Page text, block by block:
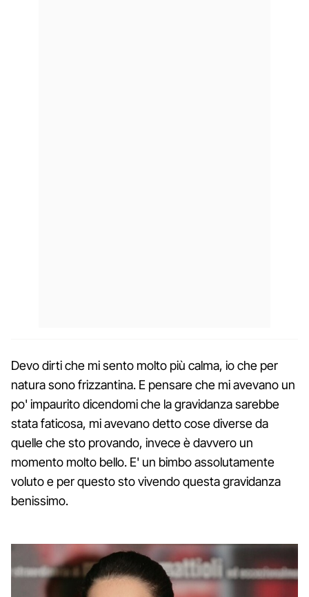
Devo dirti che mi sento molto più calma, io che per
natura sono frizzantina. E pensare che mi avevano un
po' impaurito dicendomi che la gravidanza sarebbe
stata faticosa, mi avevano detto cose diverse da
quelle che sto provando, invece è davvero un
momento molto bello. E' un bimbo assolutamente
voluto e per questo sto vivendo questa gravidanza
benissimo.